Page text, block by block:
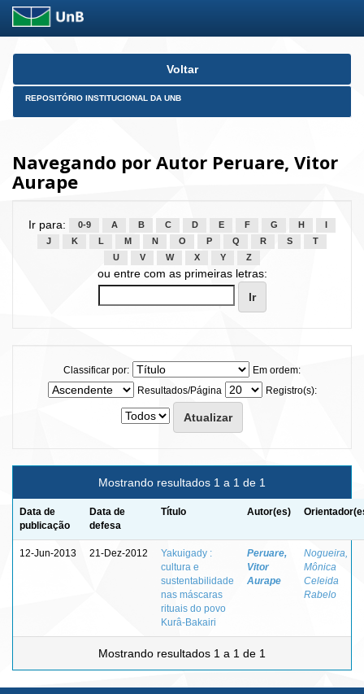
Skip
Voltar
REPOSITÓRIO INSTITUCIONAL DA UNB
Navegando por Autor Peruare, Vitor
Aurape
Ir para: 0-9 A B C D E F G H
J
K L M N O P Q R S
T
U
V W X Y Z
ou entre com as primeiras letras:
Classificar por:
Em ordem:
Resultados/Página
Registro(s):
Mostrando resultados 1 a 1 de 1
Data de
publicação
Data de
defesa
Título Autor(es)
12-Jun-2013 21-Dez-2012
Yakuigady :
cultura e
sustentabilidade
nas máscaras
rituais do povo
Kurâ-Bakairi
Peruare,
Vitor
Aurape
Nogueira,
Mônica
Celeida
Rabelo
Mostrando resultados 1 a 1 de 1